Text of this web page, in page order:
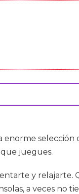
enorme selección
juegues.
y
a veces no